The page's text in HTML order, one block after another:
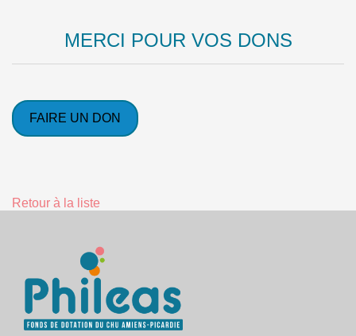
MERCI POUR VOS DONS
FAIRE UN DON
Retour à la liste